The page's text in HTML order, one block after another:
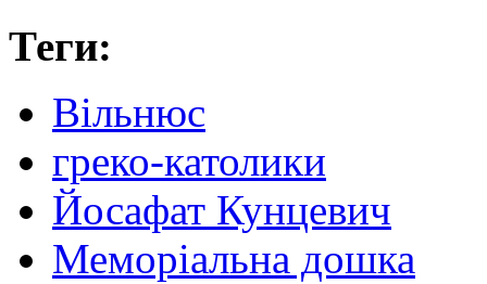
Теги:
Вільнюс
греко-католики
Йосафат Кунцевич
Меморіальна дошка